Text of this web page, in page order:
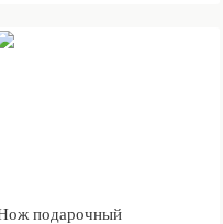
подарочный